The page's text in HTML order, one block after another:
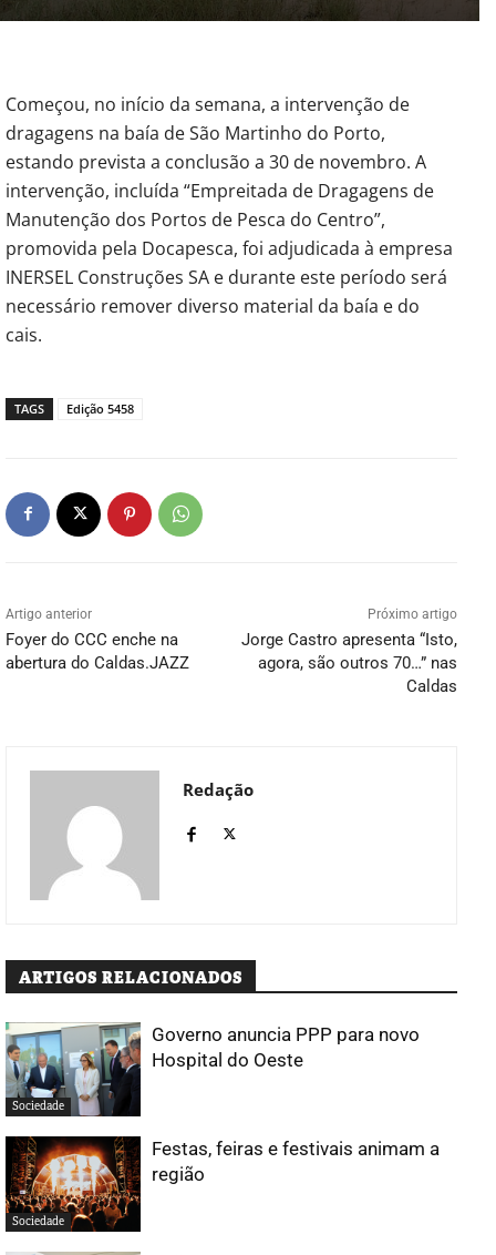
Começou, no início da semana, a intervenção de
dragagens na baía de São Martinho do Porto,
estando prevista a conclusão a 30 de novembro. A
intervenção, incluída “Empreitada de Dragagens de
Manutenção dos Portos de Pesca do Centro”,
promovida pela Docapesca, foi adjudicada à empresa
INERSEL Construções SA e durante este período será
necessário remover diverso material da baía e do
cais.
TAGS Edição 5458
Artigo anterior
Foyer do CCC enche na
abertura do Caldas.JAZZ
Próximo artigo
Jorge Castro apresenta “Isto,
agora, são outros 70…” nas
Caldas
Redação
ARTIGOS RELACIONADOS
Sociedade
Governo anuncia PPP para novo
Hospital do Oeste
Sociedade
Festas, feiras e festivais animam a
região